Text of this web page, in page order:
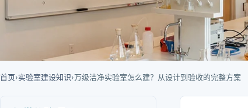
首页›实验室建设知识›万级洁净实验室怎么建？从设计到验收的完整方案